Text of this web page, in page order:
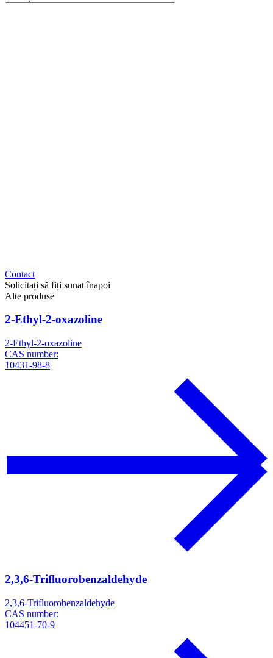
Contact
Solicitați să fiți sunat înapoi
Alte produse
2-Ethyl-2-oxazoline
2-Ethyl-2-oxazoline
CAS number:
10431-98-8
2,3,6-Trifluorobenzaldehyde
2,3,6-Trifluorobenzaldehyde
CAS number:
104451-70-9